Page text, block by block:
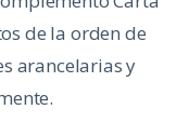
de la orden de
arancelarias y